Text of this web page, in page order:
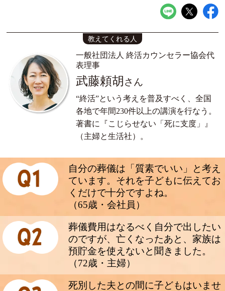
教えてくれる人
一般社団法人 終活カウンセラー協会代
表理事
武藤頼胡 さん
“終活”という考えを普及すべく、全国
各地で年間230件以上の講演を行なう。
著書に『こじらせない「死に支度」』
（主婦と生活社）。
自分の葬儀は「質素でいい」と考え
ています。それを子どもに伝えてお
くだけで十分ですよね。
（65歳・会社員）
葬儀費用はなるべく自分で出したい
のですが、亡くなったあと、家族は
預貯金を使えないと聞きました。
（72歳・主婦）
死別した夫との間に子どもはいませ